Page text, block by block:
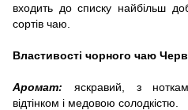
входить до списку найбільш
сортів чаю.
Властивості чорного чаю
Аромат: яскравий, з
відтінком і медовою солодкістю.